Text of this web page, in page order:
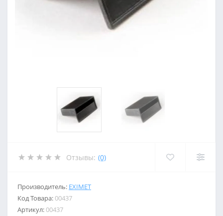
Отзывы: (0)
Производитель: EXIMET
Код Товара:00437
Артикул:00437